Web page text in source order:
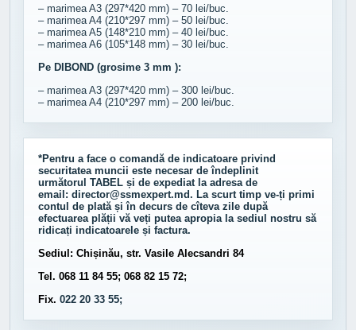
– marimea A3 (297*420 mm) – 70 lei/buc.
– marimea A4 (210*297 mm) – 50 lei/buc.
– marimea A5 (148*210 mm) – 40 lei/buc.
– marimea A6 (105*148 mm) – 30 lei/buc.
Pe DIBOND (grosime 3 mm ):
– marimea A3 (297*420 mm) – 300 lei/buc.
– marimea A4 (210*297 mm) – 200 lei/buc.
*Pentru a face o comandă de indicatoare privind
securitatea muncii este necesar de îndeplinit
următorul TABEL și de expediat la adresa de
email: director@ssmexpert.md. La scurt timp ve-ți primi
contul de plată și în decurs de cîteva zile după
efectuarea plății vă veți putea apropia la sediul nostru să
ridicați indicatoarele și factura.
Sediul: Chișinău, str. Vasile Alecsandri 84
Tel. 068 11 84 55; 068 82 15 72;
Fix. 022 20 33 55;